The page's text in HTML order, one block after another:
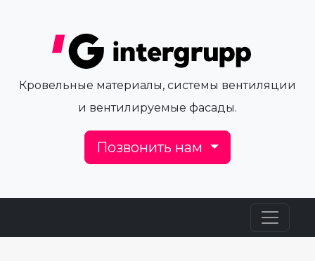
Кровельные материалы, системы вентиляции
и вентилируемые фасады.
Позвонить нам